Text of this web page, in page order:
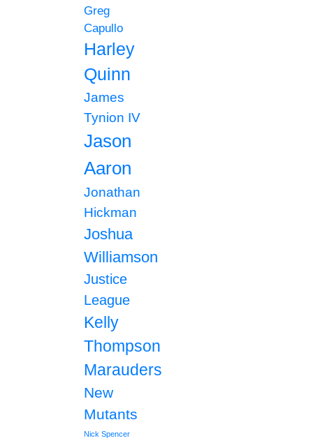
Greg
Capullo
Harley
Quinn
James
Tynion IV
Jason
Aaron
Jonathan
Hickman
Joshua
Williamson
Justice
League
Kelly
Thompson
Marauders
New
Mutants
Nick Spencer